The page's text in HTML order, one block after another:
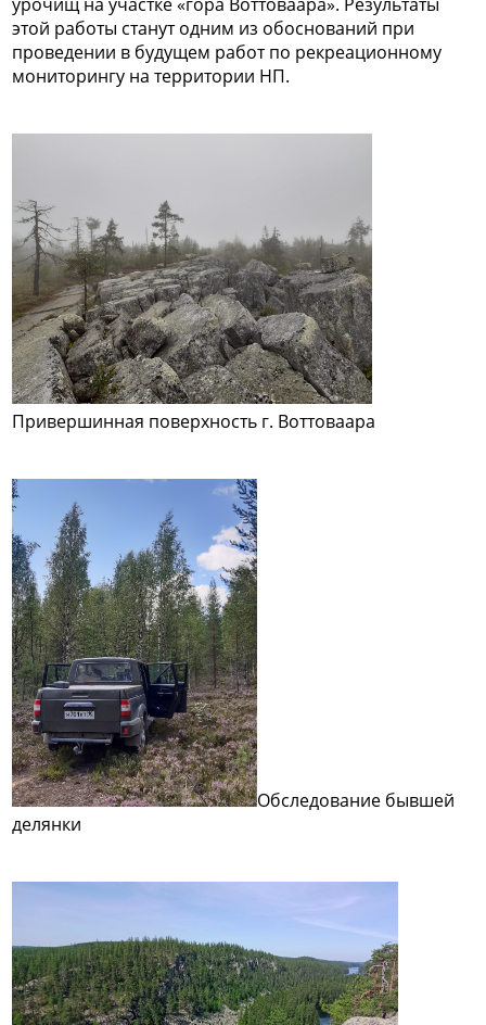
этой работы станут одним из обоснований при
проведении в будущем работ по рекреационному
мониторингу на территории НП.
Привершинная поверхность г. Воттоваара
Обследование бывшей
делянки